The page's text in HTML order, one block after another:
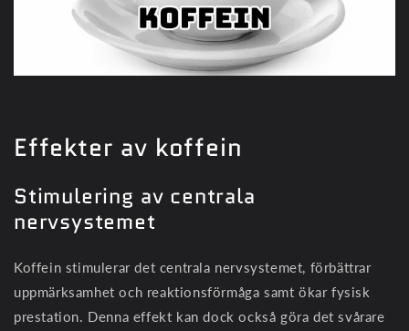
Effekter av koffein
Stimulering av centrala
nervsystemet
Koffein stimulerar det centrala nervsystemet, förbättrar
uppmärksamhet och reaktionsförmåga samt ökar fysisk
prestation. Denna effekt kan dock också göra det svårare